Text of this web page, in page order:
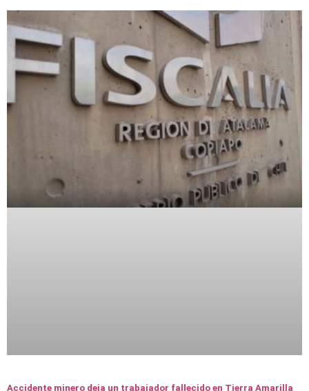
Accidente minero deja un trabajador fallecido en Tierra Amarilla